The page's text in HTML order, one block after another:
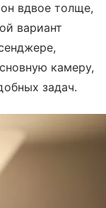
вдвое толще,
вариант
камеру,
задач.